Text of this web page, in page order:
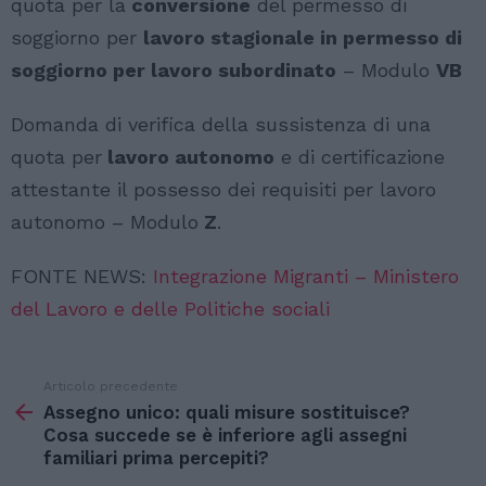
quota per la conversione del permesso di
soggiorno per lavoro stagionale in permesso di
soggiorno per lavoro subordinato – Modulo VB
Domanda di verifica della sussistenza di una
quota per lavoro autonomo e di certificazione
attestante il possesso dei requisiti per lavoro
autonomo – Modulo Z.
FONTE NEWS: Integrazione Migranti – Ministero
del Lavoro e delle Politiche sociali
di
Articolo precedente
Assegno unico: quali misure sostituisce?
Cosa succede se è inferiore agli assegni
familiari prima percepiti?